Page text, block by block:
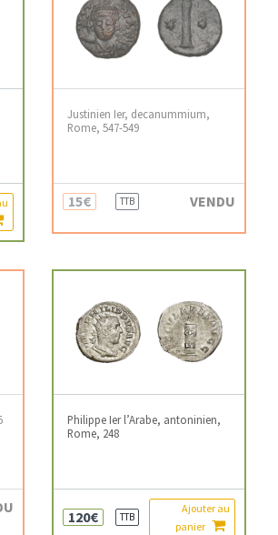
Justinien Ier, decanummium,
Rome, 547-549
15€ TTB VENDU
Philippe Ier l’Arabe, antoninien,
Rome, 248
120€ TTB
Ajouter au
panier